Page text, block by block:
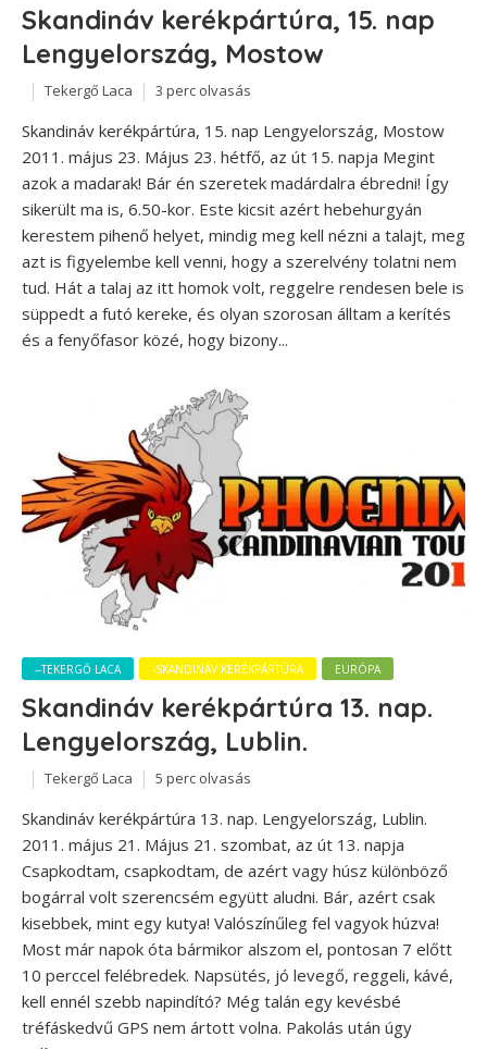
Skandináv kerékpártúra, 15. nap
Lengyelország, Mostow
Tekergő Laca 3 perc olvasás
Skandináv kerékpártúra, 15. nap Lengyelország, Mostow
2011. május 23. Május 23. hétfő, az út 15. napja Megint
azok a madarak! Bár én szeretek madárdalra ébredni! Így
sikerült ma is, 6.50-kor. Este kicsit azért hebehurgyán
kerestem pihenő helyet, mindig meg kell nézni a talajt, meg
azt is figyelembe kell venni, hogy a szerelvény tolatni nem
tud. Hát a talaj az itt homok volt, reggelre rendesen bele is
süppedt a futó kereke, és olyan szorosan álltam a kerítés
és a fenyőfasor közé, hogy bizony...
--TEKERGŐ LACA -SKANDINÁV KERÉKPÁRTÚRA EURÓPA
Skandináv kerékpártúra 13. nap.
Lengyelország, Lublin.
Tekergő Laca 5 perc olvasás
Skandináv kerékpártúra 13. nap. Lengyelország, Lublin.
2011. május 21. Május 21. szombat, az út 13. napja
Csapkodtam, csapkodtam, de azért vagy húsz különböző
bogárral volt szerencsém együtt aludni. Bár, azért csak
kisebbek, mint egy kutya! Valószínűleg fel vagyok húzva!
Most már napok óta bármikor alszom el, pontosan 7 előtt
10 perccel felébredek. Napsütés, jó levegő, reggeli, kávé,
kell ennél szebb napindító? Még talán egy kevésbé
tréfáskedvű GPS nem ártott volna. Pakolás után úgy